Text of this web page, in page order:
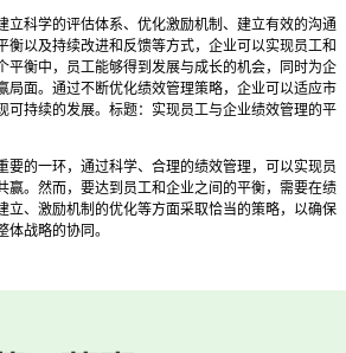
立科学的评估体系、优化激励机制、建立有效的沟通
衡以及持续改进和反馈等方式，企业可以实现员工和
平衡中，员工能够得到发展与成长的机会，同时为企
局面。通过不断优化绩效管理策略，企业可以适应市
可持续的发展。标题：实现员工与企业绩效管理的平
要的一环，通过科学、合理的绩效管理，可以实现员
赢。然而，要达到员工和企业之间的平衡，需要在绩
立、激励机制的优化等方面采取恰当的策略，以确保
战略的协同。